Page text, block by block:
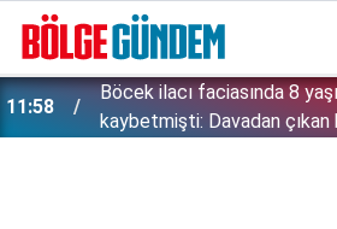
11:58
Böcek ilacı faciasında 8
kaybetmişti: Davadan çıkan